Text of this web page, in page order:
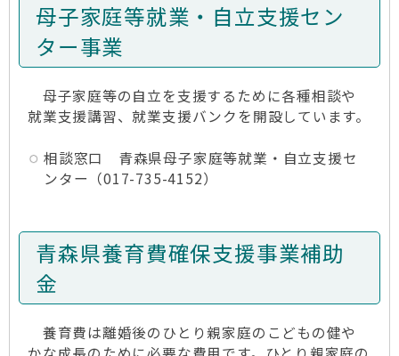
母子家庭等就業・自立支援セン
ター事業
母子家庭等の自立を支援するために各種相談や
就業支援講習、就業支援バンクを開設しています。
相談窓口 青森県母子家庭等就業・自立支援セ
ンター（017-735-4152）
青森県養育費確保支援事業補助
金
養育費は離婚後のひとり親家庭のこどもの健や